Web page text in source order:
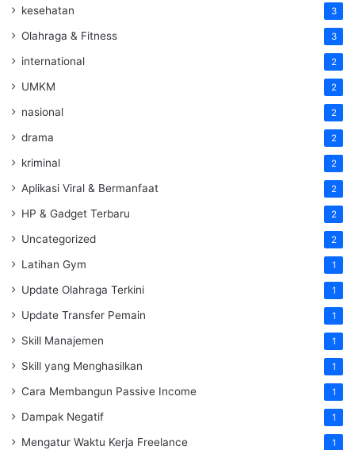
kesehatan 3
Olahraga & Fitness 3
international 2
UMKM 2
nasional 2
drama 2
kriminal 2
Aplikasi Viral & Bermanfaat 2
HP & Gadget Terbaru 2
Uncategorized 2
Latihan Gym 1
Update Olahraga Terkini 1
Update Transfer Pemain 1
Skill Manajemen 1
Skill yang Menghasilkan 1
Cara Membangun Passive Income 1
Dampak Negatif 1
Mengatur Waktu Kerja Freelance 1